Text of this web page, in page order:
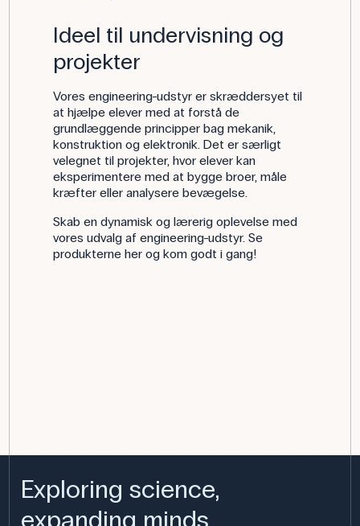
Ideel til undervisning og
projekter
Vores engineering-udstyr er skræddersyet til
at hjælpe elever med at forstå de
grundlæggende principper bag mekanik,
konstruktion og elektronik. Det er særligt
velegnet til projekter, hvor elever kan
eksperimentere med at bygge broer, måle
kræfter eller analysere bevægelse.
Skab en dynamisk og lærerig oplevelse med
vores udvalg af engineering-udstyr. Se
produkterne her og kom godt i gang!
Exploring science,